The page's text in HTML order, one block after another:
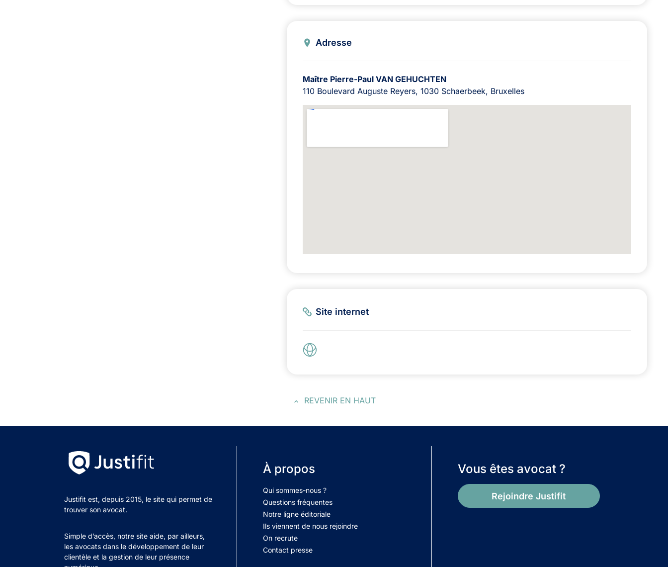
Adresse
Maître Pierre-Paul VAN GEHUCHTEN
110 Boulevard Auguste Reyers, 1030 Schaerbeek, Bruxelles
Site internet
REVENIR EN HAUT
Justifit est, depuis 2015, le site qui permet de
trouver son avocat.
Simple d’accès, notre site aide, par ailleurs,
les avocats dans le développement de leur
clientèle et la gestion de leur présence
À propos
Qui sommes-nous ?
Questions fréquentes
Notre ligne éditoriale
Ils viennent de nous rejoindre
On recrute
Contact presse
Vous êtes avocat ?
Rejoindre Justifit